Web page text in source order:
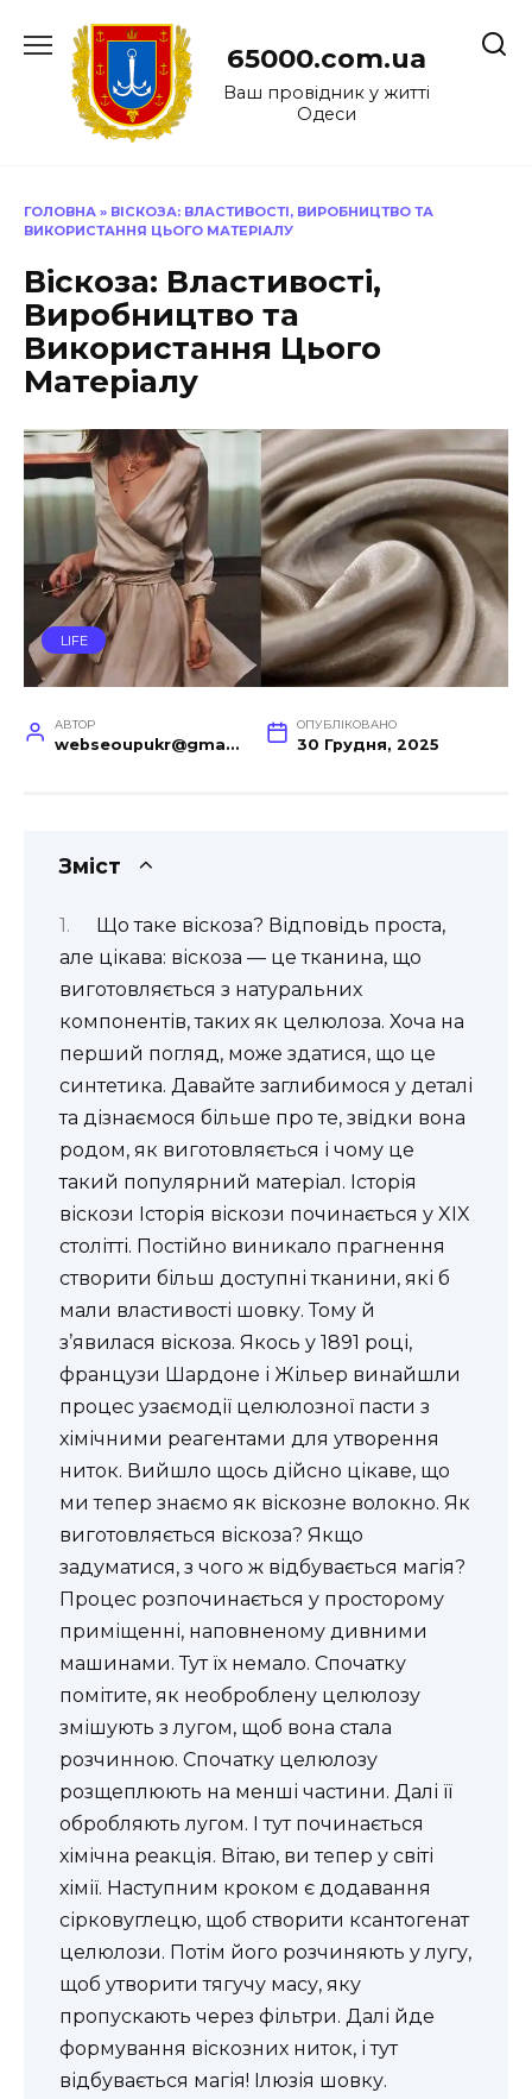
до
65000.com.ua
Ваш провідник у житті
Одеси
ГОЛОВНА » ВІСКОЗА: ВЛАСТИВОСТІ, ВИРОБНИЦТВО ТА
ВИКОРИСТАННЯ ЦЬОГО МАТЕРІАЛУ
Віскоза: Властивості,
Виробництво та
Використання Цього
Матеріалу
LIFE
АВТОР
webseoupukr@gmail.com
ОПУБЛІКОВАНО
30 Грудня, 2025
Зміст
Що таке віскоза? Відповідь проста,
але цікава: віскоза — це тканина, що
виготовляється з натуральних
компонентів, таких як целюлоза. Хоча на
перший погляд, може здатися, що це
синтетика. Давайте заглибимося у деталі
та дізнаємося більше про те, звідки вона
родом, як виготовляється і чому це
такий популярний матеріал. Історія
віскози Історія віскози починається у XIX
столітті. Постійно виникало прагнення
створити більш доступні тканини, які б
мали властивості шовку. Тому й
з’явилася віскоза. Якось у 1891 році,
французи Шардоне і Жільер винайшли
процес узаємодії целюлозної пасти з
хімічними реагентами для утворення
ниток. Вийшло щось дійсно цікаве, що
ми тепер знаємо як віскозне волокно. Як
виготовляється віскоза? Якщо
задуматися, з чого ж відбувається магія?
Процес розпочинається у просторому
приміщенні, наповненому дивними
машинами. Тут їх немало. Спочатку
помітите, як необроблену целюлозу
змішують з лугом, щоб вона стала
розчинною. Спочатку целюлозу
розщеплюють на менші частини. Далі її
обробляють лугом. І тут починається
хімічна реакція. Вітаю, ви тепер у світі
хімії. Наступним кроком є додавання
сірковуглецю, щоб створити ксантогенат
целюлози. Потім його розчиняють у лугу,
щоб утворити тягучу масу, яку
пропускають через фільтри. Далі йде
формування віскозних ниток, і тут
відбувається магія! Ілюзія шовку.